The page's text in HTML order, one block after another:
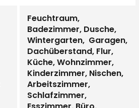
Feuchtraum,
Badezimmer, Dusche,
Wintergarten, Garagen,
Dachüberstand, Flur,
Küche, Wohnzimmer,
Kinderzimmer, Nischen,
Arbeitszimmer,
Schlafzimmer,